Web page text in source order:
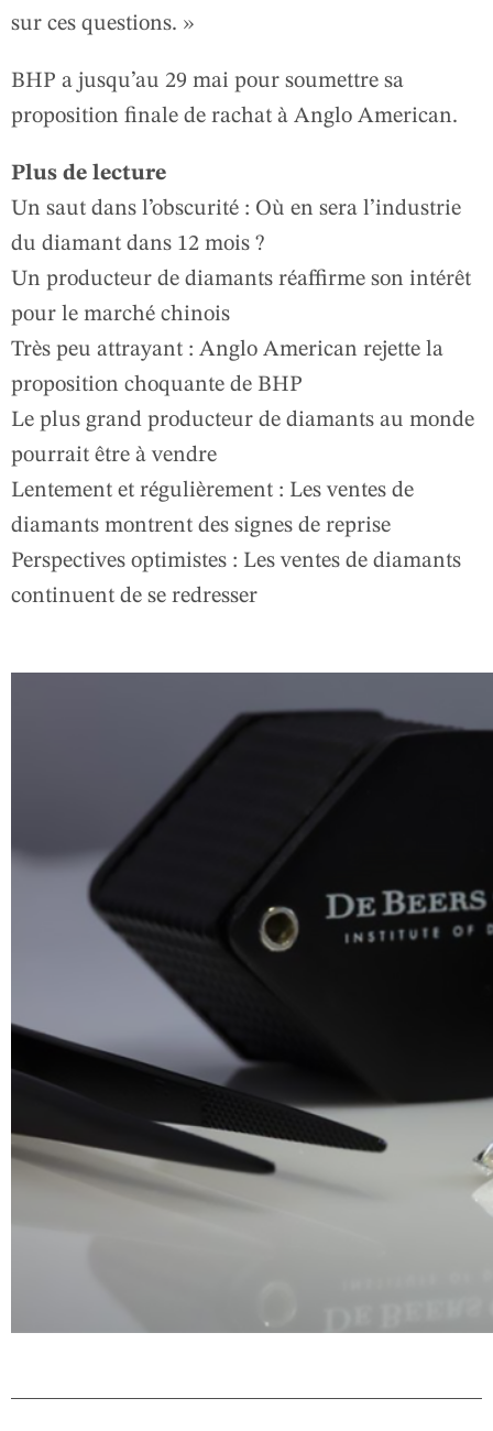
sur ces questions. »
BHP a jusqu’au 29 mai pour soumettre sa
proposition finale de rachat à Anglo American.
Plus de lecture
Un saut dans l’obscurité : Où en sera l’industrie
du diamant dans 12 mois ?
Un producteur de diamants réaffirme son intérêt
pour le marché chinois
Très peu attrayant : Anglo American rejette la
proposition choquante de BHP
Le plus grand producteur de diamants au monde
pourrait être à vendre
Lentement et régulièrement : Les ventes de
diamants montrent des signes de reprise
Perspectives optimistes : Les ventes de diamants
continuent de se redresser